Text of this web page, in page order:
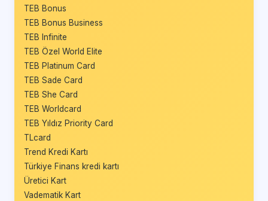
TEB Bonus
TEB Bonus Business
TEB Infinite
TEB Özel World Elite
TEB Platinum Card
TEB Sade Card
TEB She Card
TEB Worldcard
TEB Yıldız Priority Card
TLcard
Trend Kredi Kartı
Türkiye Finans kredi kartı
Üretici Kart
Vadematik Kart